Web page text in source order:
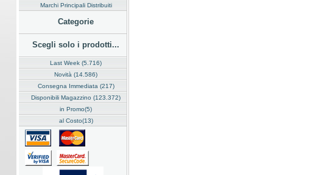
Marchi Principali Distribuiti
Categorie
Scegli solo i prodotti...
Last Week (5.716)
Novità (14.586)
Consegna Immediata (217)
Disponibili Magazzino (123.372)
in Promo(5)
al Costo(13)